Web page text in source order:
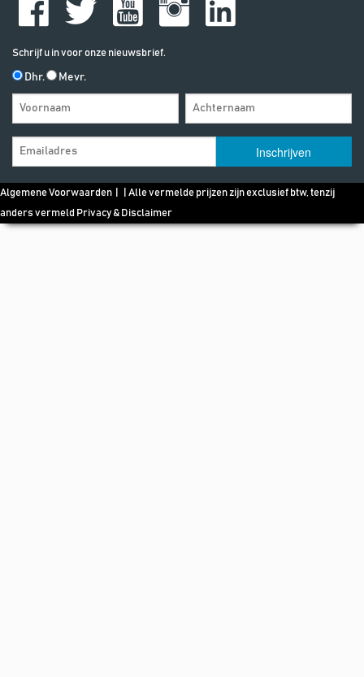
Schrijf u in voor onze nieuwsbrief.
Dhr. Mevr.
Algemene Voorwaarden | | Alle vermelde prijzen zijn exclusief btw, tenzij
anders vermeld Privacy & Disclaimer